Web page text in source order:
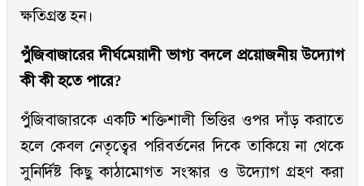
ক্ষতিগ্রস্ত হন।
পুঁজিবাজারের দীর্ঘমেয়াদী ভাগ্য বদলে প্রয়োজনীয় উদ্যোগ
কী কী হতে পারে?
পুঁজিবাজারকে একটি শক্তিশালী ভিত্তির ওপর দাঁড় করাতে
হলে কেবল নেতৃত্বের পরিবর্তনের দিকে তাকিয়ে না থেকে
সুনির্দিষ্ট কিছু কাঠামোগত সংস্কার ও উদ্যোগ গ্রহণ করা